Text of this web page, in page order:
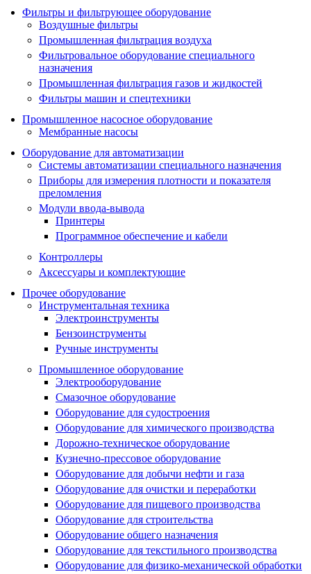
Фильтры и фильтрующее оборудование
Воздушные фильтры
Промышленная фильтрация воздуха
Фильтровальное оборудование специального
назначения
Промышленная фильтрация газов и жидкостей
Фильтры машин и спецтехники
Промышленное насосное оборудование
Мембранные насосы
Оборудование для автоматизации
Системы автоматизации специального назначения
Приборы для измерения плотности и показателя
преломления
Модули ввода-вывода
Принтеры
Программное обеспечение и кабели
Контроллеры
Аксессуары и комплектующие
Прочее оборудование
Инструментальная техника
Электроинструменты
Бензоинструменты
Ручные инструменты
Промышленное оборудование
Электрооборудование
Смазочное оборудование
Оборудование для судостроения
Оборудование для химического производства
Дорожно-техническое оборудование
Кузнечно-прессовое оборудование
Оборудование для добычи нефти и газа
Оборудование для очистки и переработки
Оборудование для пищевого производства
Оборудование для строительства
Оборудование общего назначения
Оборудование для текстильного производства
Оборудование для физико-механической обработки